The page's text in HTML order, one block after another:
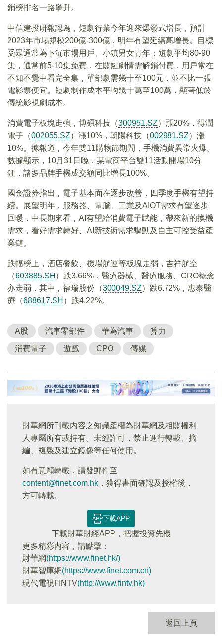
銷榜排名一路攀升。
中信建投研報認為，短劇行業今年迎來爆發式增長，預計
2023年市場規模200億-300億，明年有望延續高增長。目標
受眾通常為下沉市場用戶、小鎮男女青年；短劇平均80-90
集，通常前5-10集免費，在關鍵劇情需解鎖付費，用戶常在
不知不覺中看完全集，單部劇需幾十至100元，並不比一張
電影票便宜。短劇制作成本平均幾十萬至100萬，顯著低於
傳統影視劇成本。
消費電子板塊走強，博碩科技（300951.SZ）漲20%，得潤
電子（002055.SZ）漲10%，朝陽科技（002981.SZ）漲
10%。據報道，今年雙11購物節期間，手機消費異常火爆。
數據顯示，10月31日晚，某電商平台雙11活動開場10分
鍾，諸多品牌手機成交額同比增長100%。
國金證券指出，電子基本面在逐步改善，四季度手機有望持
續。展望明年，服務器、電腦、工業及AIOT需求有望逐步
回暖，中長期來看，AI有望給消費電子賦能，帶來新的換機
需求，看好需求轉好、AI新技術需求驅動及自主可控受益產
業鏈。
跌幅榜上，酒店餐飲、機場航運等板塊走弱，吉祥航空
（603885.SH ）跌3.66%，醫療器械、醫療服務、CRO概念
亦走弱，其中，福瑞股份（300049.SZ）跌6.72%，惠泰醫
療（688617.SH ）跌4.22%。
A股 汽車零部件 華為汽車 算力
消費電子 遊戲 CPO 傳媒
財華網所刊載內容之知識產權為財華網及相關權利
人專屬所有或持有。未經許可，禁止進行轉載、摘
編、複製及建立鏡像等任何使用。
如有意願轉載，請發郵件至
content@finet.com.hk ，獲得書面確認及授權後，
方可轉載。
下載APP
下載財華財經APP，把握投資先機
更多精彩内容，請點擊：
財華網(https://www.finet.hk/)
財華智庫網(https://www.finet.com.cn)
現代電視FINTV(http://www.fintv.hk)
返回上頁